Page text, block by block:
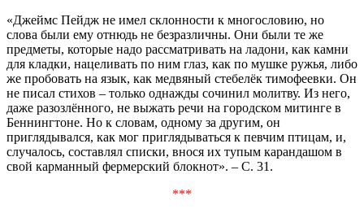
«Джеймс Пейдж не имел склонности к многословию, но
слова были ему отнюдь не безразличны. Они были те же
предметы, которые надо рассматривать на ладони, как камни
для кладки, нацеливать по ним глаз, как по мушке ружья, либо
же пробовать на язык, как медвяный стебелёк тимофеевки. Он
не писал стихов – только однажды сочинил молитву. Из него,
даже разозлённого, не выжать речи на городском митинге в
Беннингтоне. Но к словам, одному за другим, он
приглядывался, как мог приглядываться к певчим птицам, и,
случалось, составлял списки, внося их тупым карандашом в
свой карманный фермерский блокнот». – С. 31.
***